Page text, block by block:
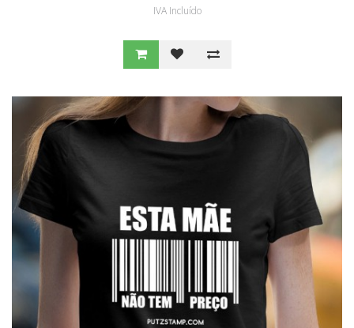
IVA Incluído